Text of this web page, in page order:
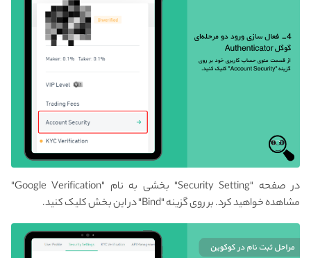
در صفحه "Security Setting" بخشی به نام "Google Verification"
مشاهده خواهید کرد. بر روی گزینه "Bind" در این بخش کلیک کنید.